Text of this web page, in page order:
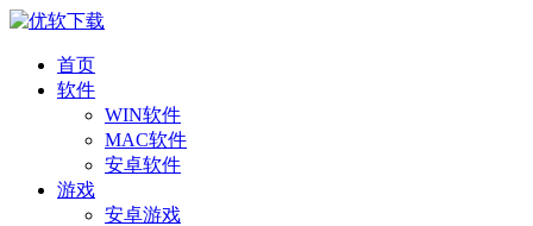
首页
软件
WIN软件
MAC软件
安卓软件
游戏
安卓游戏